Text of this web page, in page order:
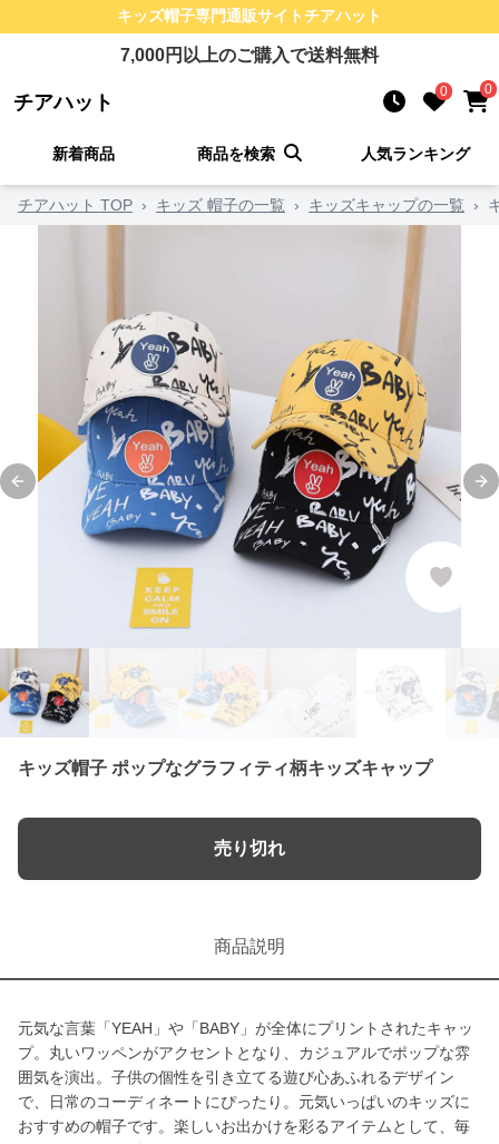
キッズ帽子専門通販サイトチアハット
7,000円以上のご購入で送料無料
チアハット 0 0
新着商品 商品を検索 人気ランキング
チアハット TOP › キッズ 帽子の一覧 › キッズキャップの一覧 ›
Previous slide
キッズ帽子 ポップなグラフィティ柄キッズキャップ
売り切れ
商品説明
元気な言葉「YEAH」や「BABY」が全体にプリントされたキャッ
プ。丸いワッペンがアクセントとなり、カジュアルでポップな雰
囲気を演出。子供の個性を引き立てる遊び心あふれるデザイン
で、日常のコーディネートにぴったり。元気いっぱいのキッズに
おすすめの帽子です。楽しいお出かけを彩るアイテムとして、毎